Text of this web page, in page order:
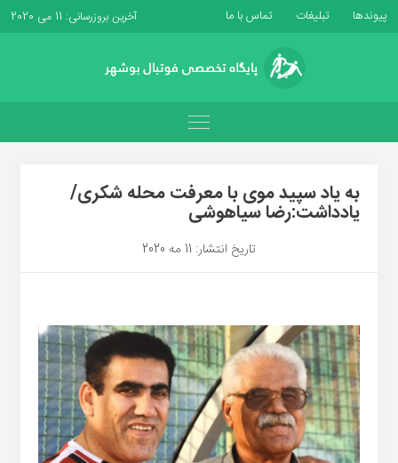
پیوندها تبلیغات تماس با ما آخرین بروزرسانی: 11 می 2020
به یاد سپید موی با معرفت محله شکری/
یادداشت:رضا سیاهوشی
تاریخ انتشار: 11 مه 2020